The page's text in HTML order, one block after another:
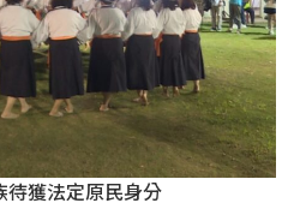
待獲法定原民身分